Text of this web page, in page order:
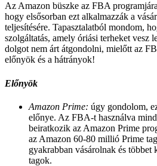
Az Amazon büszke az FBA
hogy elsősorban ezt alkalmazzák a
teljesítésére. Tapasztalatból mondom,
szolgáltatás, amely óriási terheket vesz
dolgot nem árt átgondolni, mielőtt az
előnyök és a hátrányok!
Előnyök
Amazon Prime: úgy gondolom,
előnye. Az FBA-t használva
beiratkozik az Amazon Prime
az Amazon 60-80 millió Prime
gyakrabban vásárolnak és
tagok.